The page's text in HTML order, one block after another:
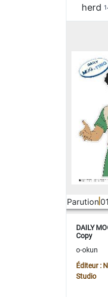
herd
Parution
DAILY
Copy
o-okun
Éditeur :
Studio